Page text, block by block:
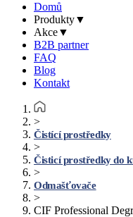
Domů
Produkty▼
Akce▼
B2B partner
FAQ
Blog
Kontakt
>
Čistící prostředky
>
Čisticí prostředky do
>
Odmašťovače
>
CIF Professional